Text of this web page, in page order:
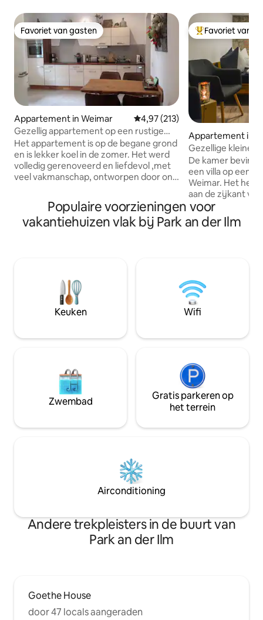
Favoriet van gasten
Favoriet van gasten
Appartement in Weimar Gemiddelde beoordeling van
4,97 (213)
Gezellig appartement op een rustige
locatie met balkon
Het appartement is op de begane grond
en is lekker koel in de zomer. Het werd
volledig gerenoveerd en liefdevol ,met
veel vakmanschap, ontworpen door ons.
hobby....er is geen lawaai te verwachten)
😉De tuin is een kleine oase en daarin is
de werkplaats van mijn bloemist,die ik
commercieel exploiteer. De kamers van
De keuken is goed gevuld met alles wat
je nodig hebt. Als verhuurder woon ik op
locatie en ben ik altijd bereikbaar voor
Topfavoriet van
Favoriet van
Appartement in
Gezellige kleine
De kamer
een villa op een
Weimar. Het
aan de zijkant
een kleine
gasten bevindt.
trappen af naar
Slaapkamer heeft
met zithoek en
inloopdouche.
Populaire voorzieningen voor
vakantiehuizen vlak bij Park an der Ilm
Keuken Wifi
Zwembad
Gratis parkeren op
het terrein
Airconditioning
Andere trekpleisters in de buurt van
Park an der Ilm
Goethe House
door 47 locals aangeraden